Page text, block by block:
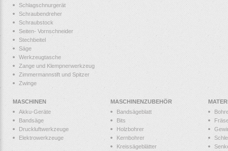
Schlagschnurgerät
Schraubendreher
Schraubstock
Seiten- Vornschneider
Stechbeitel
Säge
Werkzeugtasche
Zange und Klempnerwerkzeug
Zimmermannstift und Spitzer
Zwinge
MASCHINEN
Akku-Geräte
Bandsäge
Druckluftwerkzeuge
Elektrowerkzeuge
MASCHINENZUBEHÖR
Bandsägeblatt
Bits
Holzbohrer
Kernbohrer
Kreissägeblätter